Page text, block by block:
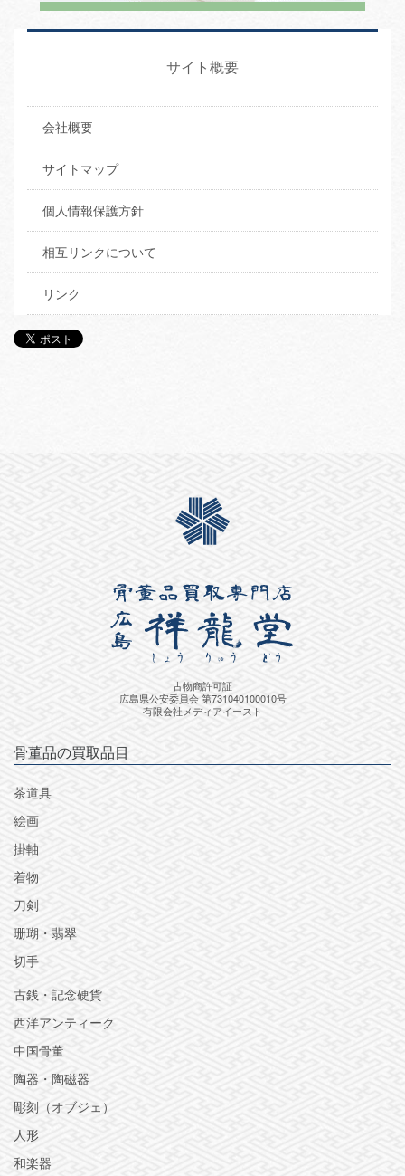
サイト概要
会社概要
サイトマップ
個人情報保護方針
相互リンクについて
リンク
古物商許可証
広島県公安委員会 第731040100010号
有限会社メディアイースト
骨董品の買取品目
茶道具
絵画
掛軸
着物
刀剣
珊瑚・翡翠
切手
古銭・記念硬貨
西洋アンティーク
中国骨董
陶器・陶磁器
彫刻（オブジェ）
人形
和楽器